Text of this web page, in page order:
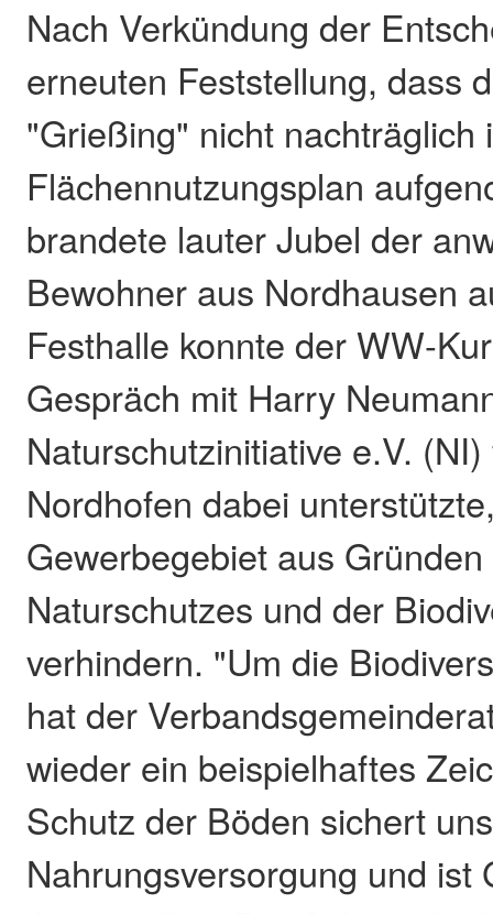
Nach Verkündung der
erneuten Feststellung, dass
"Grießing" nicht nachträglich
Flächennutzungsplan
brandete lauter Jubel der
Bewohner aus Nordhausen
Festhalle konnte der WW-
Gespräch mit Harry
Naturschutzinitiative e.V.
Nordhofen dabei
Gewerbegebiet aus
Naturschutzes und der
verhindern. "Um die
hat der
wieder ein beispielhaftes
Schutz der Böden sichert
Nahrungsversorgung und ist